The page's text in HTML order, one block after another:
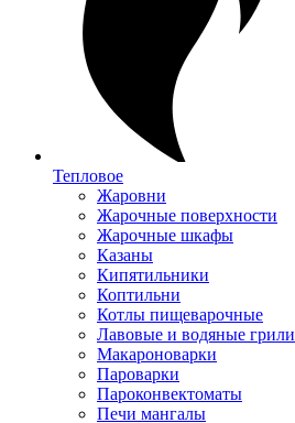
Тепловое
Жаровни
Жарочные поверхности
Жарочные шкафы
Казаны
Кипятильники
Коптильни
Котлы пищеварочные
Лавовые и водяные грили
Макароноварки
Пароварки
Пароконвектоматы
Печи мангалы